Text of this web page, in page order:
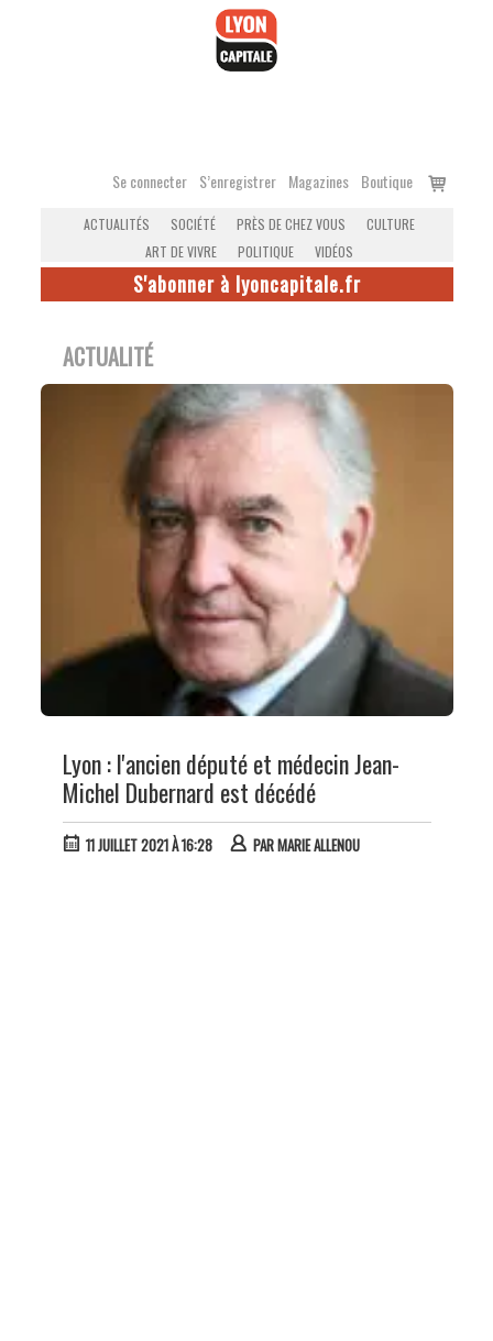
Se connecter S’enregistrer Magazines Boutique
Voir
ACTUALITÉS SOCIÉTÉ PRÈS DE CHEZ VOUS
CULTURE
ART DE VIVRE
POLITIQUE VIDÉOS
S'abonner à lyoncapitale.fr
ACTUALITÉ
Lyon : l'ancien député et médecin Jean-
Michel Dubernard est décédé
11 JUILLET 2021 À 16:28 PARMARIE ALLENOU